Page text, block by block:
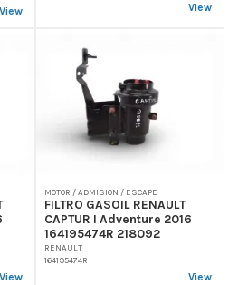
View View
View
MOTOR / ADMISION / ESCAPE
FILTRO GASOIL RENAULT
CAPTUR I Adventure 2016
164195474R 218092
RENAULT
164195474R
View